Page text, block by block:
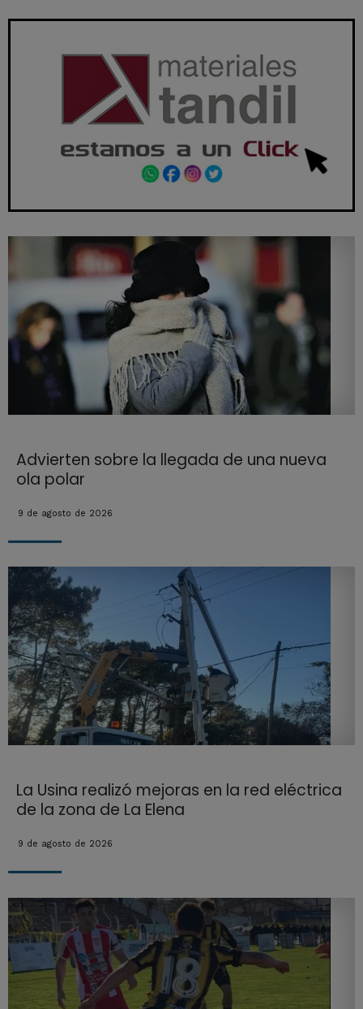
Advierten sobre la llegada de una nueva
ola polar
9 de agosto de 2026
La Usina realizó mejoras en la red eléctrica
de la zona de La Elena
9 de agosto de 2026